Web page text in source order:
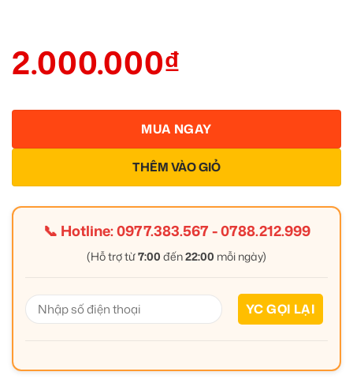
2.000.000₫
THÊM VÀO GIỎ
MUA NGAY
📞 Hotline:0977.383.567-0788.212.999
(Hỗ trợ từ7:00 đến22:00 mỗi ngày)